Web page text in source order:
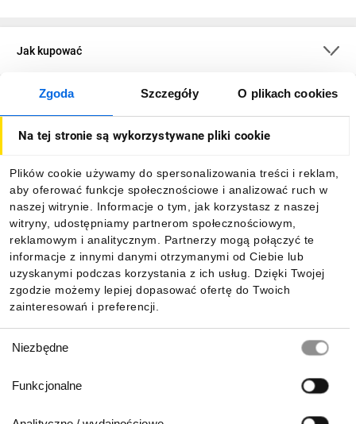
Zgoda Szczegóły O plikach cookies
Na tej stronie są wykorzystywane pliki cookie
Plików cookie używamy do spersonalizowania treści i reklam,
aby oferować funkcje społecznościowe i analizować ruch w
naszej witrynie. Informacje o tym, jak korzystasz z naszej
witryny, udostępniamy partnerom społecznościowym,
reklamowym i analitycznym. Partnerzy mogą połączyć te
informacje z innymi danymi otrzymanymi od Ciebie lub
uzyskanymi podczas korzystania z ich usług. Dzięki Twojej
zgodzie możemy lepiej dopasować ofertę do Twoich
zainteresowań i preferencji.
zgody
Niezbędne
Funkcjonalne
Jak kupować
O firmie
Informacje
Pobierz naszą aplikację mobilną: